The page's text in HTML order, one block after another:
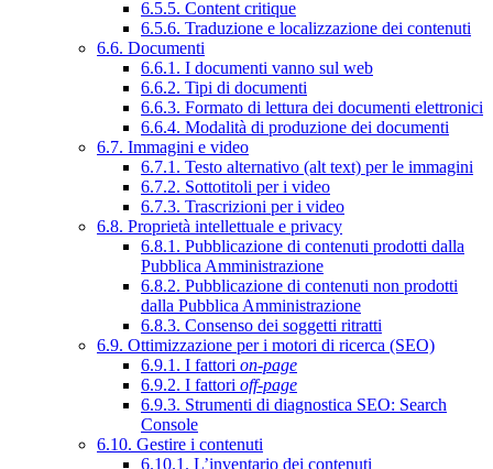
6.5.5. Content critique
6.5.6. Traduzione e localizzazione dei contenuti
6.6. Documenti
6.6.1. I documenti vanno sul web
6.6.2. Tipi di documenti
6.6.3. Formato di lettura dei documenti elettronici
6.6.4. Modalità di produzione dei documenti
6.7. Immagini e video
6.7.1. Testo alternativo (alt text) per le immagini
6.7.2. Sottotitoli per i video
6.7.3. Trascrizioni per i video
6.8. Proprietà intellettuale e privacy
6.8.1. Pubblicazione di contenuti prodotti dalla
Pubblica Amministrazione
6.8.2. Pubblicazione di contenuti non prodotti
dalla Pubblica Amministrazione
6.8.3. Consenso dei soggetti ritratti
6.9. Ottimizzazione per i motori di ricerca (SEO)
6.9.1. I fattori on-page
6.9.2. I fattori off-page
6.9.3. Strumenti di diagnostica SEO: Search
Console
6.10. Gestire i contenuti
6.10.1. L’inventario dei contenuti